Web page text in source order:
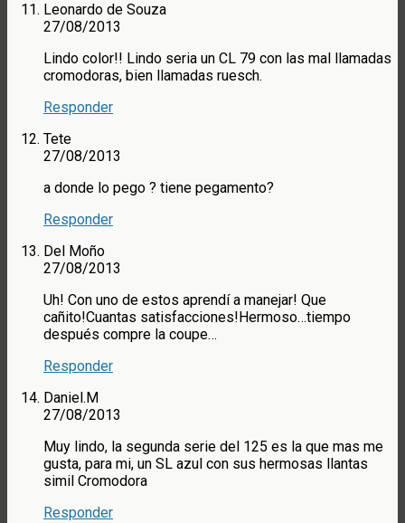
Leonardo de Souza
27/08/2013
Lindo color!! Lindo seria un CL 79 con las mal llamadas
cromodoras, bien llamadas ruesch.
Responder
Tete
27/08/2013
a donde lo pego ? tiene pegamento?
Responder
Del Moño
27/08/2013
Uh! Con uno de estos aprendí a manejar! Que
cañito!Cuantas satisfacciones!Hermoso…tiempo
después compre la coupe…
Responder
Daniel.M
27/08/2013
Muy lindo, la segunda serie del 125 es la que mas me
gusta, para mi, un SL azul con sus hermosas llantas
simil Cromodora
Responder